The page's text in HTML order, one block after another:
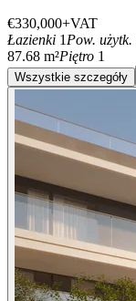
€330,000+VAT
Łazienki 1 Pow. użytk.
87.68 m²Piętro 1
Wszystkie szczegóły